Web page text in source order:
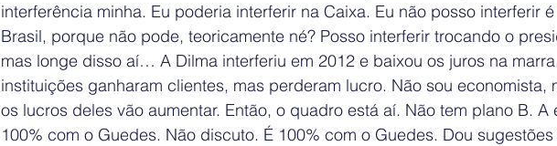
interferência minha. Eu poderia interferir na Caixa. Eu não posso interferir
Brasil, porque não pode, teoricamente né? Posso interferir trocando o
mas longe disso aí… A Dilma interferiu em 2012 e baixou os juros na
instituições ganharam clientes, mas perderam lucro. Não sou economista,
os lucros deles vão aumentar. Então, o quadro está aí. Não tem plano B. A
100% com o Guedes. Não discuto. É 100% com o Guedes. Dou